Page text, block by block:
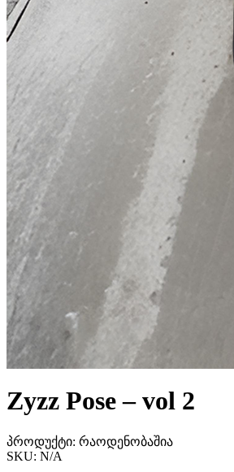
Zyzz Pose – vol 2
პროდუქტი: რაოდენობაშია
SKU: N/A